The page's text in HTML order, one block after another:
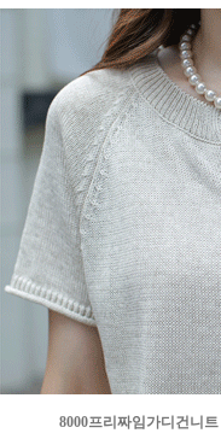
8000프리짜임가디건니트